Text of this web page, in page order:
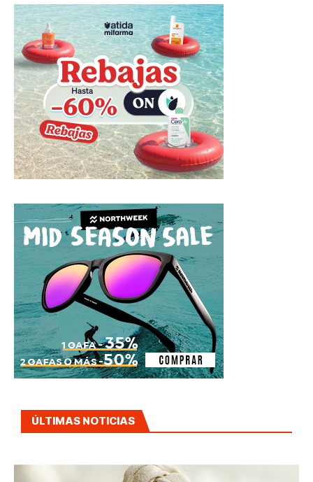
ÚLTIMAS NOTICIAS